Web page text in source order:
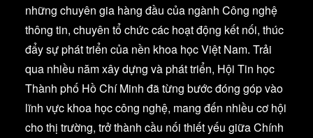
những chuyên gia hàng đầu của ngành Công nghệ
thông tin, chuyên tổ chức các hoạt động kết nối, thúc
đẩy sự phát triển của nền khoa học Việt Nam. Trải
qua nhiều năm xây dựng và phát triển, Hội Tin học
Thành phố Hồ Chí Minh đã từng bước đóng góp vào
lĩnh vực khoa học công nghệ, mang đến nhiều cơ hội
cho thị trường, trở thành cầu nối thiết yếu giữa Chính